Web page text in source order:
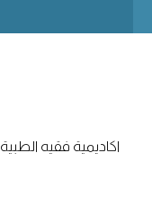
اكاديمية فقيه الطبية